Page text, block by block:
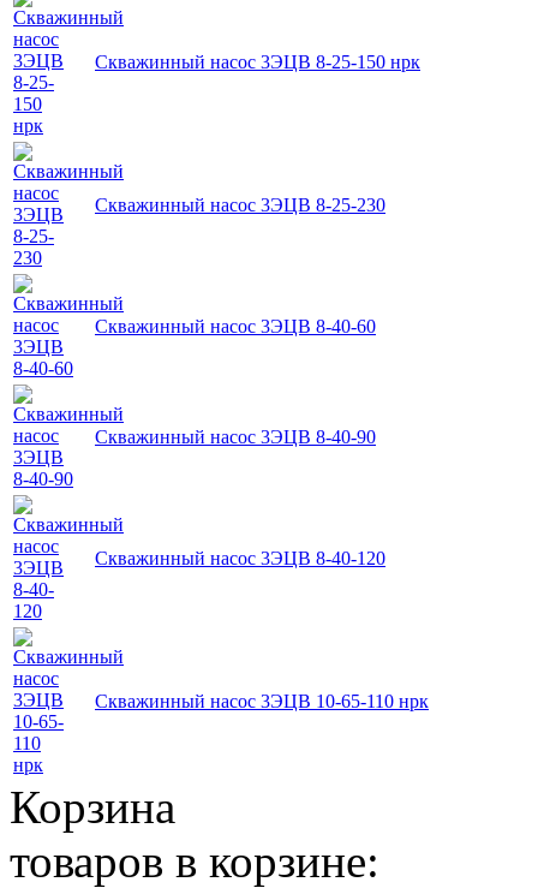
Скважинный насос 3ЭЦВ 8-25-150 нрк
Скважинный насос 3ЭЦВ 8-25-230
Скважинный насос 3ЭЦВ 8-40-60
Скважинный насос 3ЭЦВ 8-40-90
Скважинный насос 3ЭЦВ 8-40-120
Скважинный насос 3ЭЦВ 10-65-110 нрк
Корзина
товаров в корзине: